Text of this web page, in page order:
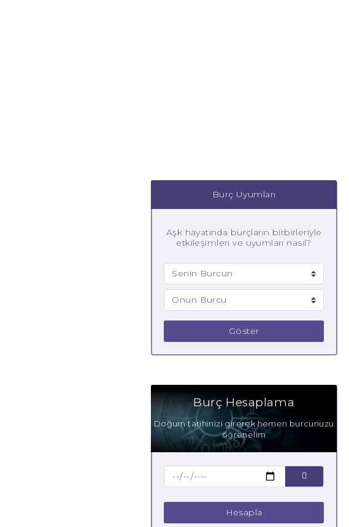
Burç Uyumları
Aşk hayatında burçların birbirleriyle
etkileşimleri ve uyumları nasıl?
Göster
Burç Hesaplama
Doğum tarihinizi girerek hemen burcunuzu
öğrenelim
Hesapla